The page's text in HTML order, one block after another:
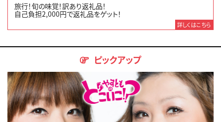
旅行！旬の味覚！訳あり返礼品！
自己負担2,000円で返礼品をゲット！
詳しくはこちら
ピックアップ